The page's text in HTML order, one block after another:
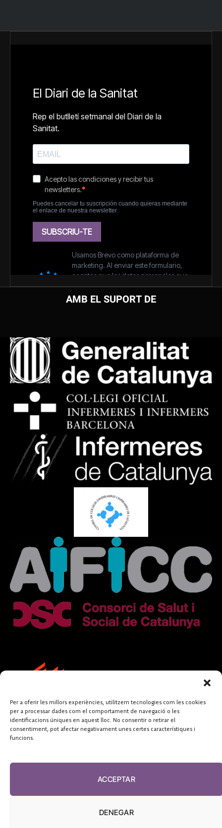
Per a oferir les millors experiències, utilitzem tecnologies com les cookies
per a processar dades com el comportament de navegació o les
identificacions úniques en aquest lloc. No consentir o retirar el
consentiment, pot afectar negativament unes certes característiques i
funcions.
ACCEPTAR
DENEGAR
AMB EL SUPORT DE
FUNDACIÓ